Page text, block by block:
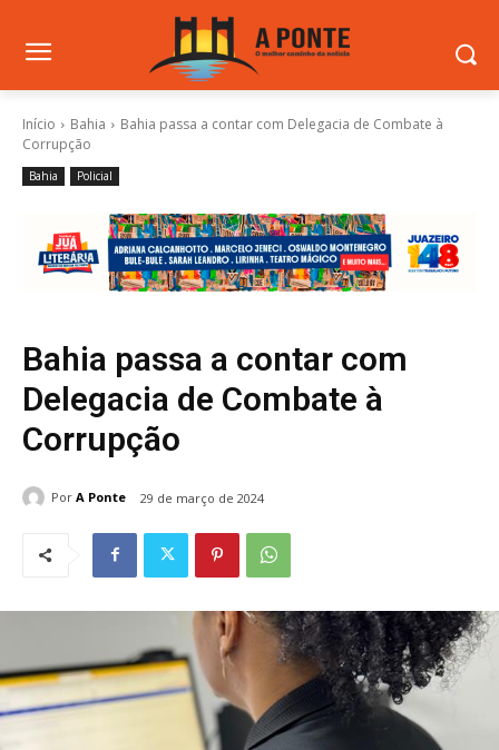
Início Bahia
Bahia passa a contar com Delegacia de Combate à
Corrupção
Bahia Policial
Bahia passa a contar com
Delegacia de Combate à
Corrupção
Por A Ponte 29 de março de 2024